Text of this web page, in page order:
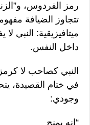
رمز الفردوس،
تتجاوز الضيافة
ميتافيزيقية: النبي
داخل النفس.
النبي كصاحب لا كرمز
في ختام القصيدة،
وجودي:
“إنه يمنح